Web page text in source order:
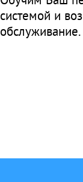
системой и
обслуживание.